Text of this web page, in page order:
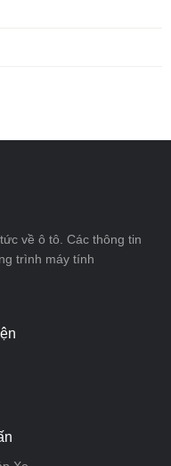
về ô tô. Các thông tin
trình máy tính